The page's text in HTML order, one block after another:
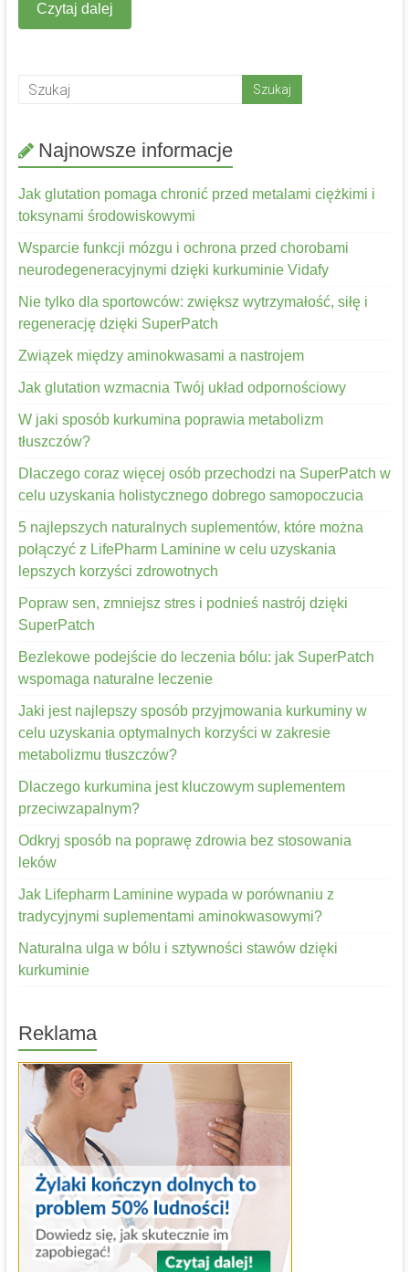
Czytaj dalej
Najnowsze informacje
Jak glutation pomaga chronić przed metalami ciężkimi i
toksynami środowiskowymi
Wsparcie funkcji mózgu i ochrona przed chorobami
neurodegeneracyjnymi dzięki kurkuminie Vidafy
Nie tylko dla sportowców: zwiększ wytrzymałość, siłę i
regenerację dzięki SuperPatch
Związek między aminokwasami a nastrojem
Jak glutation wzmacnia Twój układ odpornościowy
W jaki sposób kurkumina poprawia metabolizm
tłuszczów?
Dlaczego coraz więcej osób przechodzi na SuperPatch w
celu uzyskania holistycznego dobrego samopoczucia
5 najlepszych naturalnych suplementów, które można
połączyć z LifePharm Laminine w celu uzyskania
lepszych korzyści zdrowotnych
Popraw sen, zmniejsz stres i podnieś nastrój dzięki
SuperPatch
Bezlekowe podejście do leczenia bólu: jak SuperPatch
wspomaga naturalne leczenie
Jaki jest najlepszy sposób przyjmowania kurkuminy w
celu uzyskania optymalnych korzyści w zakresie
metabolizmu tłuszczów?
Dlaczego kurkumina jest kluczowym suplementem
przeciwzapalnym?
Odkryj sposób na poprawę zdrowia bez stosowania
leków
Jak Lifepharm Laminine wypada w porównaniu z
tradycyjnymi suplementami aminokwasowymi?
Naturalna ulga w bólu i sztywności stawów dzięki
kurkuminie
Reklama